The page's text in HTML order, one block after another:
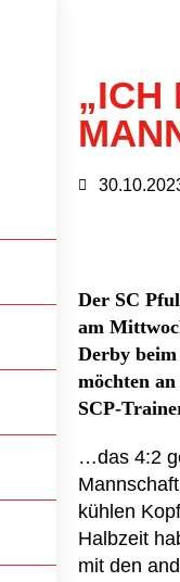
„ICH
Der SC
am
Derby
möchten
SCP-
…das 4:2
kühlen
Halbzeit
mit den